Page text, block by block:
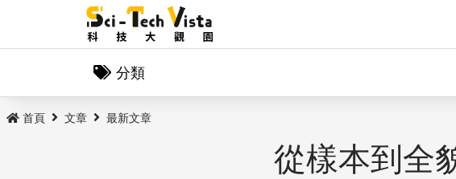
分類
首頁 文章 最新文章
從樣本到全